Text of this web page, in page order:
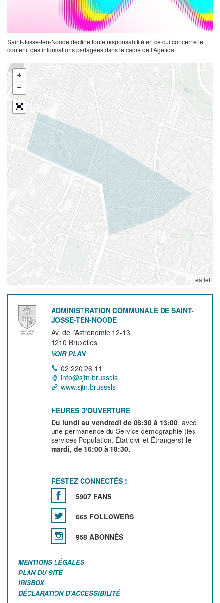
Saint-Josse-ten-Noode décline toute responsabilité en ce qui concerne le
contenu des informations partagées dans le cadre de l’Agenda.
Leaflet
ADMINISTRATION COMMUNALE DE SAINT-
JOSSE-TEN-NOODE
Av. de l’Astronomie 12-13
1210 Bruxelles
VOIR PLAN
02 220 26 11
info@sjtn.brussels
www.sjtn.brussels
HEURES D'OUVERTURE
Du lundi au vendredi de 08:30 à 13:00, avec
une permanence du Service démographie (les
services Population, État civil et Étrangers) le
mardi, de 16:00 à 18:30.
RESTEZ CONNECTÉS !
5907 FANS
665 FOLLOWERS
958 ABONNÉS
MENTIONS LÉGALES
PLAN DU SITE
IRISBOX
DÉCLARATION D'ACCESSIBILITÉ